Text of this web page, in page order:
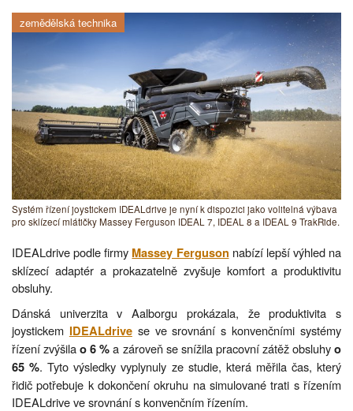
zemědělská technika
Systém řízení joystickem IDEALdrive je nyní k dispozici jako volitelná výbava
pro sklízecí mlátičky Massey Ferguson IDEAL 7, IDEAL 8 a IDEAL 9 TrakRide.
IDEALdrive podle firmy Massey Ferguson nabízí lepší výhled na
sklízecí adaptér a prokazatelně zvyšuje komfort a produktivitu
obsluhy.
Dánská univerzita v Aalborgu prokázala, že produktivita s
joystickem IDEALdrivese ve srovnání s konvenčními systémy
řízení zvýšilao 6 %a zároveň se snížila pracovní zátěž obsluhyo
65 %. Tyto výsledky vyplynuly ze studie, která měřila čas, který
řidič potřebuje k dokončení okruhu na simulované trati s řízením
IDEALdrive ve srovnání s konvenčním řízením.